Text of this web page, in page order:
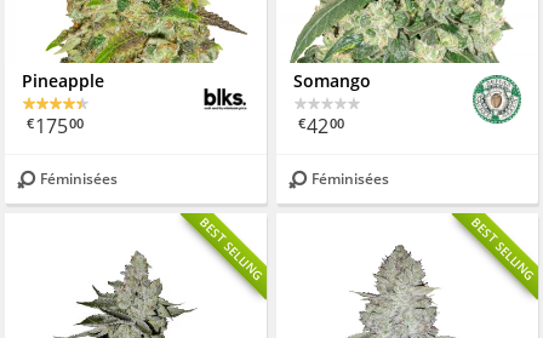
Pineapple
€17500
Féminisées
Somango
€4200
Féminisées
BEST SELLING BEST SELLING